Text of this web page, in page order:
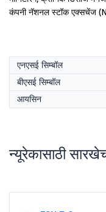
कंपनी नॅशनल स्टॉक एक्सचेंज
एनएसई सिम्बॉल
बीएसई सिम्बॉल
आयसिन
न्यूरेकासाठी